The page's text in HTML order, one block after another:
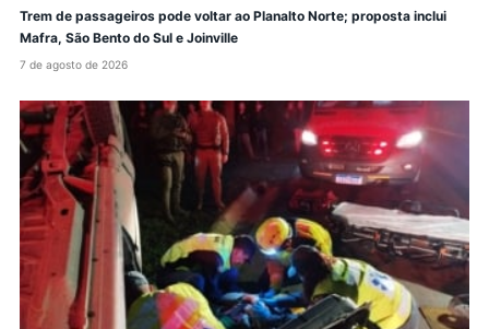
Trem de passageiros pode voltar ao Planalto Norte; proposta inclui
Mafra, São Bento do Sul e Joinville
7 de agosto de 2026